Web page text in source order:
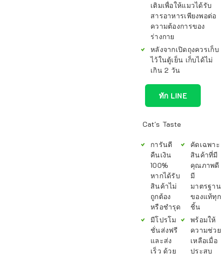
เติมเพื่อให้แมวได้รับ
สารอาหารเพียงพอต่อ
ความต้องการของ
ร่างกาย
หลังจากเปิดถุงควรเก็บ
ไว้ในตู้เย็น เก็บได้ไม่
เกิน 2 วัน
ทัก LINE
Cat's Taste
การันตี
คืนเงิน
100%
หากได้รับ
สินค้าไม่
ถูกต้อง
หรือชำรุด
มีโปรโม
ชั่นส่งฟรี
และส่ง
เร็ว ด้วย
คัดเฉพาะ
สินค้าที่มี
คุณภาพดี
มี
มาตรฐาน
ของแท้ทุก
ชิ้น
พร้อมให้
ความช่วย
เหลือเมื่อ
ประสบ